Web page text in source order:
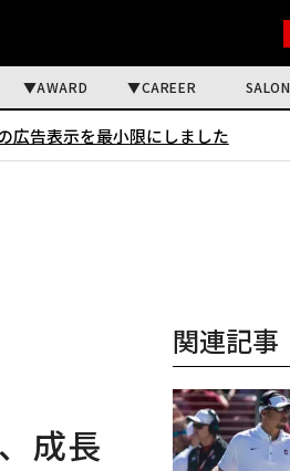
AWARD CAREER SALON
広告表示を最小限にしました
成長
関連記事